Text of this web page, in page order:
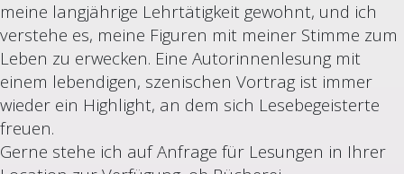
meine langjährige Lehrtätigkeit gewohnt, und ich
verstehe es, meine Figuren mit meiner Stimme zum
Leben zu erwecken. Eine Autorinnenlesung mit
einem lebendigen, szenischen Vortrag ist immer
wieder ein Highlight, an dem sich Lesebegeisterte
freuen.
Gerne stehe ich auf Anfrage für Lesungen in Ihrer